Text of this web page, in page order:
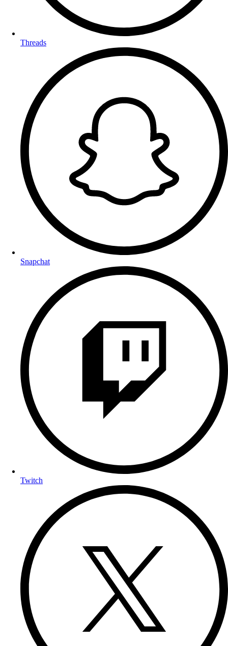
Threads
Snapchat
Twitch